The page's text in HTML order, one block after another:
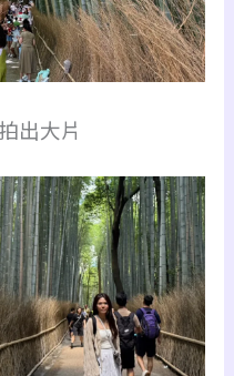
出大片